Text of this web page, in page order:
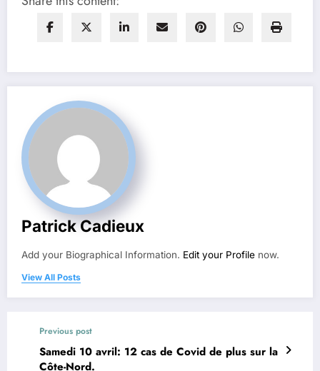
Patrick Cadieux
Add your Biographical Information. Edit your Profile now.
View All Posts
Previous post
Samedi 10 avril: 12 cas de Covid de plus sur la
Côte-Nord.